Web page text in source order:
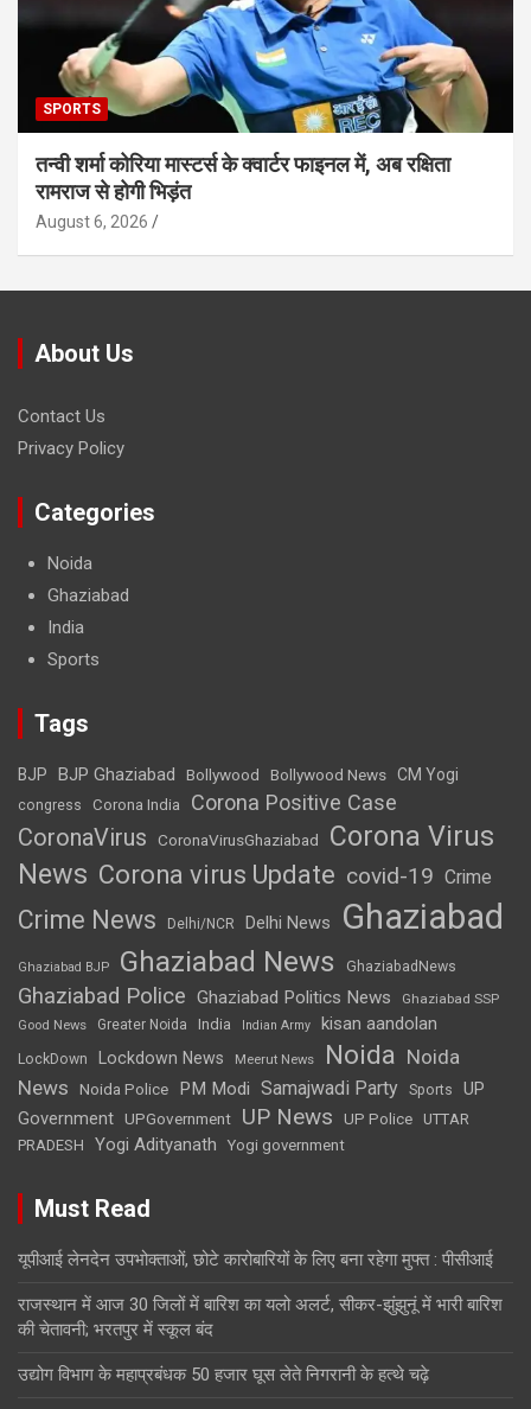
SPORTS
तन्वी शर्मा कोरिया मास्टर्स के क्वार्टर फाइनल में, अब रक्षिता
रामराज से होगी भिड़ंत
August 6, 2026
About Us
Contact Us
Privacy Policy
Categories
Noida
Ghaziabad
India
Sports
Tags
BJP BJP Ghaziabad Bollywood Bollywood News CM Yogi
congress Corona India Corona Positive Case
CoronaVirus CoronaVirusGhaziabad
Corona Virus
News Corona virus Update covid-19 Crime
Crime News Delhi/NCR Delhi News Ghaziabad
Ghaziabad BJP Ghaziabad News GhaziabadNews
Ghaziabad Police Ghaziabad Politics News Ghaziabad SSP
Good News Greater Noida India Indian Army kisan aandolan
LockDown Lockdown News Meerut News Noida Noida
News
Noida Police PM Modi Samajwadi Party Sports
UP
Government UPGovernment UP News UP Police
UTTAR
PRADESH
Yogi Adityanath Yogi government
Must Read
यूपीआई लेनदेन उपभोक्ताओं, छोटे कारोबारियों के लिए बना रहेगा मुफ्त : पीसीआई
राजस्थान में आज 30 जिलों में बारिश का यलो अलर्ट, सीकर-झुंझुनूं में भारी बारिश
की चेतावनी; भरतपुर में स्कूल बंद
उद्योग विभाग के महाप्रबंधक 50 हजार घूस लेते निगरानी के हत्थे चढ़े